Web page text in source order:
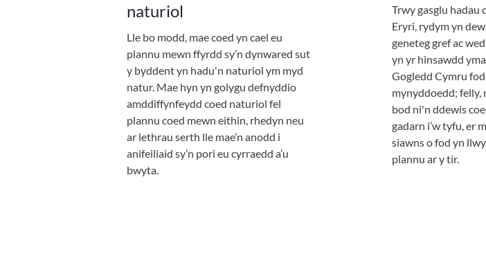
naturiol
Lle bo modd, mae coed yn cael eu
plannu mewn ffyrdd sy’n dynwared sut
y byddent yn hadu'n naturiol ym myd
natur. Mae hyn yn golygu defnyddio
amddiffynfeydd coed naturiol fel
plannu coed mewn eithin, rhedyn neu
ar lethrau serth lle mae’n anodd i
anifeiliaid sy’n pori eu cyrraedd a’u
bwyta.
Trwy gasglu hadau
Eryri, rydym yn
geneteg gref ac
yn yr hinsawdd
Gogledd Cymru
mynyddoedd; felly,
bod ni'n ddewis
gadarn i’w tyfu, er
siawns o fod yn
plannu ar y tir.